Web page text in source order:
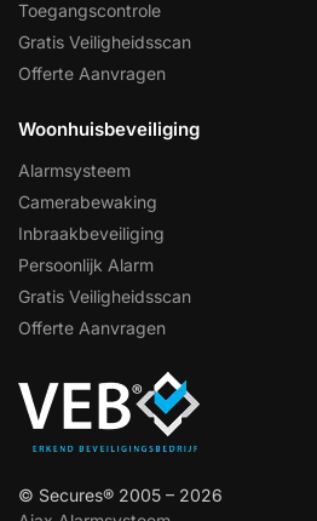
Toegangscontrole
Gratis Veiligheidsscan
Offerte Aanvragen
Woonhuisbeveiliging
Alarmsysteem
Camerabewaking
Inbraakbeveiliging
Persoonlijk Alarm
Gratis Veiligheidsscan
Offerte Aanvragen
© Secures® 2005 – 2026